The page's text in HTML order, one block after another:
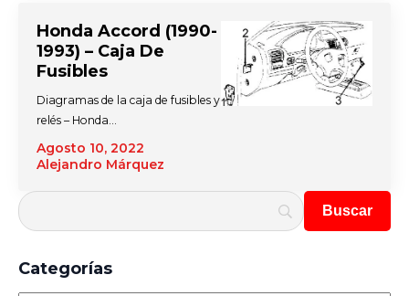
Honda Accord (1990-
1993) – Caja De
Fusibles
Agosto 10, 2022
Alejandro Márquez
Diagramas de la caja de fusibles y
relés – Honda…
Categorías